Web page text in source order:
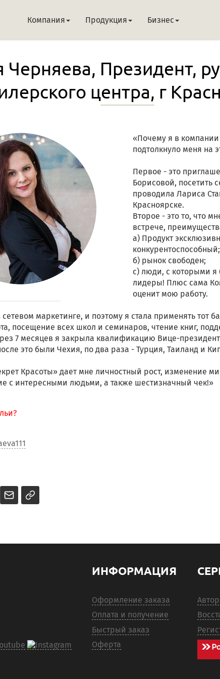
Компания Продукция Бизнес
Черняева, Президент,
центра, г
«Почему я в компании
подтолкнуло меня на
Первое - это
Борисовой, посетить
проводила Лариса
Красноярске.
Второе - это то, что
встрече,
а) Продукт
конкурентоспособный;
б) рынок свободен;
с) люди, с которыми я
лидеры! Плюс сама
оценит мою работу.
маркетинге, и поэтому я стала применять тот
посещение всех школ и семинаров, чтение книг,
7 месяцев я закрыла квалификацию Вице-
это были Чехия, по два раза - Турция, Таиланд и
Красоты» дает мне личностный рост, изменение
с интересными людьми, а также шестизначный чек!»
ИНФОРМАЦИЯ
Оформление заказа
Оплата и получение
Быстрый заказ
Оферта